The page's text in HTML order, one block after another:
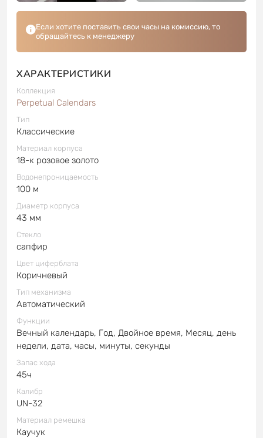
Если хотите поставить свои часы на комиссию, то
обращайтесь к менеджеру
ХАРАКТЕРИСТИКИ
Коллекция
Perpetual Calendars
Тип
Классические
Материал корпуса
18-к розовое золото
Водонепроницаемость
100 м
Диаметр корпуса
43 мм
Стекло
сапфир
Цвет циферблата
Коричневый
Тип механизма
Автоматический
Функции
Вечный календарь, Год, Двойное время, Месяц, день
недели, дата, часы, минуты, секунды
Запас хода
45ч
Калибр
UN-32
Материал ремешка
Каучук